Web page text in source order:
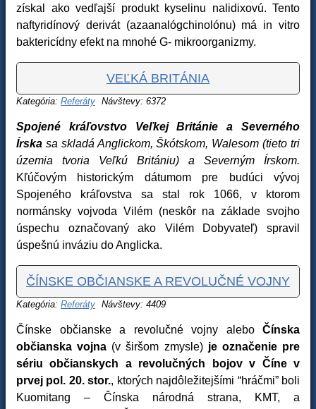
získal ako vedľajší produkt kyselinu nalidixovú. Tento
naftyridínový derivát (azaanalógchinolónu) má in vitro
baktericídny efekt na mnohé G- mikroorganizmy.
VEĽKÁ BRITÁNIA
Kategória: Referáty Návštevy: 6372
Spojené kráľovstvo Veľkej Británie a Severného
Írska sa skladá Anglickom, Škótskom, Walesom (tieto tri
územia tvoria Veľkú Britániu) a Severným Írskom.
Kľúčovým historickým dátumom pre budúci vývoj
Spojeného kráľovstva sa stal rok 1066, v ktorom
normánsky vojvoda Vilém (neskôr na základe svojho
úspechu označovaný ako Vilém Dobyvateľ) spravil
úspešnú inváziu do Anglicka.
ČÍNSKE OBČIANSKE A REVOLUČNÉ VOJNY
Kategória: Referáty Návštevy: 4409
Čínske občianske a revolučné vojny alebo Čínska
občianska vojna (v širšom zmysle) je označenie pre
sériu občianskych a revolučných bojov v Číne v
prvej pol. 20. stor., ktorých najdôležitejšími “hráčmi” boli
Kuomitang – Čínska národná strana, KMT, a